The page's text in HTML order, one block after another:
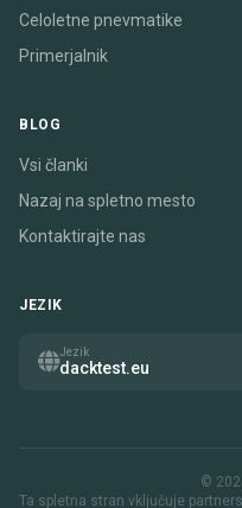
Celoletne pnevmatike
Primerjalnik
BLOG
Vsi članki
Nazaj na spletno mesto
Kontaktirajte nas
JEZIK
Jezik
dacktest.eu
©
Ta spletna stran vključuje